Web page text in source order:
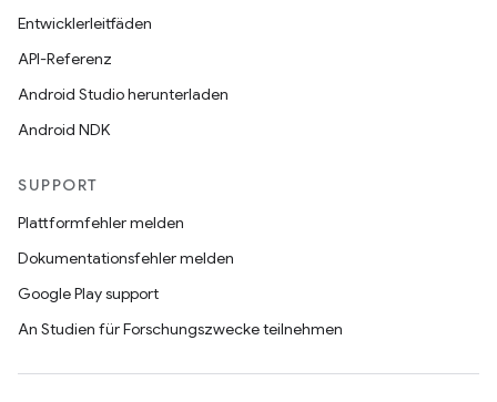
Entwicklerleitfäden
API-Referenz
Android Studio herunterladen
Android NDK
SUPPORT
Plattformfehler melden
Dokumentationsfehler melden
Google Play support
An Studien für Forschungszwecke teilnehmen